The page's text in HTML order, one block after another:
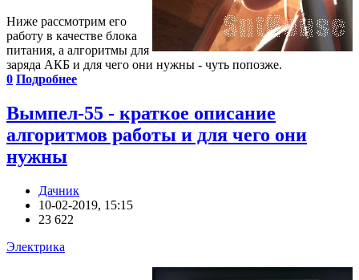
Ниже рассмотрим его
работу в качестве блока
питания, а алгоритмы для
заряда АКБ и для чего они нужны - чуть попозже.
0 Подробнее
Вымпел-55 - краткое описание
алгоритмов работы и для чего они
нужны
Дачник
10-02-2019, 15:15
23 622
Электрика